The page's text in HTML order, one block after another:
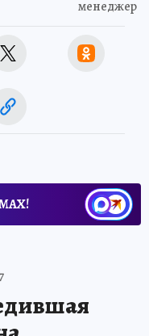
менеджер